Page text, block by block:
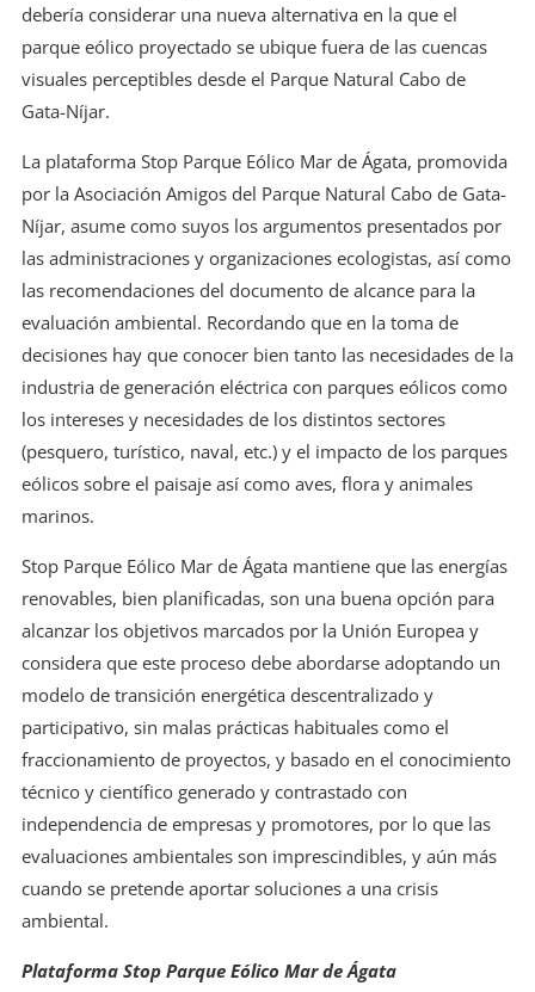
debería considerar una nueva alternativa en la que el
parque eólico proyectado se ubique fuera de las cuencas
visuales perceptibles desde el Parque Natural Cabo de
Gata-Níjar.
La plataforma Stop Parque Eólico Mar de Ágata, promovida
por la Asociación Amigos del Parque Natural Cabo de Gata-
Níjar, asume como suyos los argumentos presentados por
las administraciones y organizaciones ecologistas, así como
las recomendaciones del documento de alcance para la
evaluación ambiental. Recordando que en la toma de
decisiones hay que conocer bien tanto las necesidades de la
industria de generación eléctrica con parques eólicos como
los intereses y necesidades de los distintos sectores
(pesquero, turístico, naval, etc.) y el impacto de los parques
eólicos sobre el paisaje así como aves, flora y animales
marinos.
Stop Parque Eólico Mar de Ágata mantiene que las energías
renovables, bien planificadas, son una buena opción para
alcanzar los objetivos marcados por la Unión Europea y
considera que este proceso debe abordarse adoptando un
modelo de transición energética descentralizado y
participativo, sin malas prácticas habituales como el
fraccionamiento de proyectos, y basado en el conocimiento
técnico y científico generado y contrastado con
independencia de empresas y promotores, por lo que las
evaluaciones ambientales son imprescindibles, y aún más
cuando se pretende aportar soluciones a una crisis
ambiental.
Plataforma Stop Parque Eólico Mar de Ágata